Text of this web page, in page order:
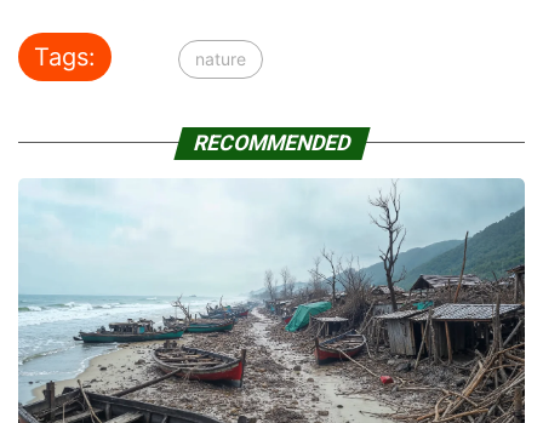
Tags: nature
RECOMMENDED